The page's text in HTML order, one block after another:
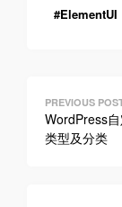
ElementUI
文
章WordPress
类型及分类